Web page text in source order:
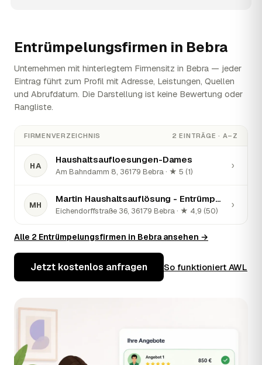
Entrümpelungsfirmen in Bebra
Unternehmen mit hinterlegtem Firmensitz in Bebra — jeder
Eintrag führt zum Profil mit Adresse, Leistungen, Quellen
und Abrufdatum. Die Darstellung ist keine Bewertung oder
Rangliste.
FIRMENVERZEICHNIS 2 EINTRÄGE · A–Z
HA
Haushaltsaufloesungen-Dames
Am Bahndamm 8, 36179 Bebra · ★ 5 (1)
›
MH
Martin Haushaltsauflösung - Entrümpelungen, Umzüge, Hausmeisterservice
Eichendorffstraße 36, 36179 Bebra · ★ 4,9 (50)
›
Alle 2 Entrümpelungsfirmen in Bebra ansehen →
Jetzt kostenlos anfragen So funktioniert AWL